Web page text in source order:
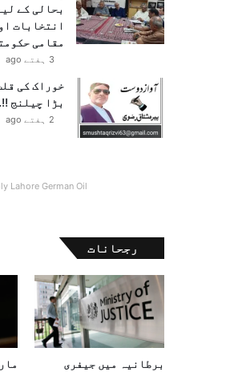
بحالی کے
انتخابات
مقامی
3 ہفتے ago
خوراک کی
بڑا چیلنج
2 ہفتے ago
Lahore German Oil
رجحانات
برطانیہ میں جیفری